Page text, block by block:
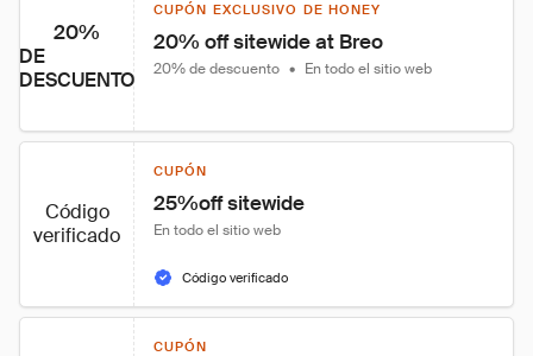
20%
DE
DESCUENTO
CUPÓN EXCLUSIVO DE HONEY
20% off sitewide at Breo
20% de descuento • En todo el sitio web
Código
verificado
CUPÓN
25%off sitewide
En todo el sitio web
Código verificado
CUPÓN